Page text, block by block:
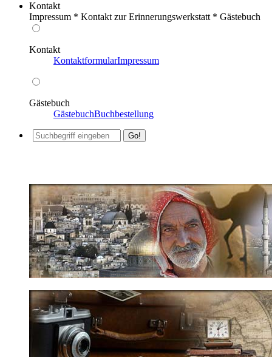
Kontakt
Impressum * Kontakt zur Erinnerungswerkstatt * Gästebuch
Kontakt
KontaktformularImpressum
Gästebuch
GästebuchBuchbestellung